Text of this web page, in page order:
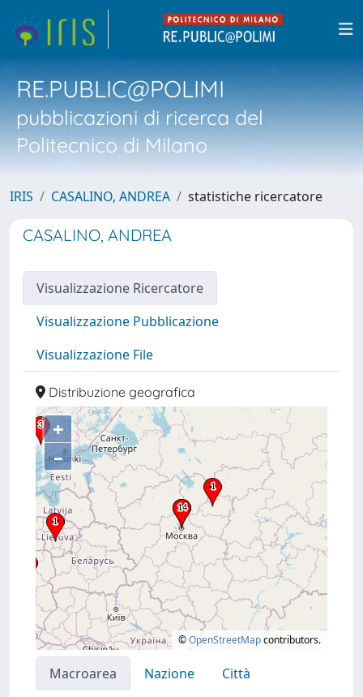
RE.PUBLIC@POLIMI
pubblicazioni di ricerca del
Politecnico di Milano
IRIS CASALINO, ANDREA statistiche ricercatore
CASALINO, ANDREA
Visualizzazione Ricercatore
Visualizzazione Pubblicazione
Visualizzazione File
Distribuzione geografica
+
–
©OpenStreetMapcontributors.
Macroarea Nazione
Città